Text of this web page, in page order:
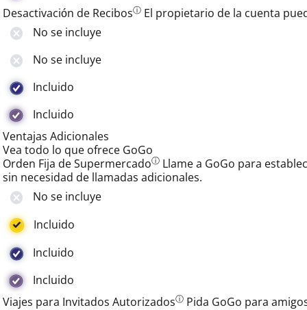
Desactivación de Recibosⓘ El propietario de la cuenta
No se incluye
No se incluye
Incluido
Incluido
Ventajas Adicionales
Vea todo lo que ofrece GoGo
Orden Fija de Supermercadoⓘ Llame a GoGo para
sin necesidad de llamadas adicionales.
No se incluye
Incluido
Incluido
Incluido
Viajes para Invitados Autorizadosⓘ Pida GoGo para